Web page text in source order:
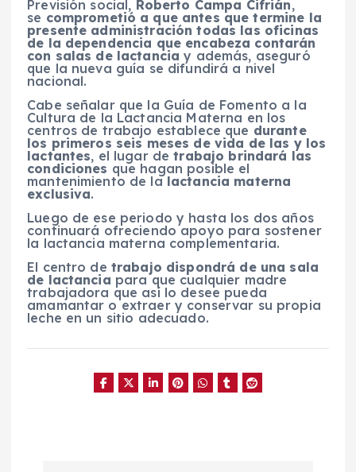
Previsión social, Roberto Campa Cifrián,
se comprometió a que antes que termine la
presente administración todas las oficinas
de la dependencia que encabeza contarán
con salas de lactancia y además, aseguró
que la nueva guía se difundirá a nivel
nacional.
Cabe señalar que la Guía de Fomento a la
Cultura de la Lactancia Materna en los
centros de trabajo establece que durante
los primeros seis meses de vida de las y los
lactantes, el lugar detrabajo brindará las
condiciones que hagan posible el
mantenimiento de la lactancia materna
exclusiva.
Luego de ese periodo y hasta los dos años
continuará ofreciendo apoyo para sostener
la lactancia materna complementaria.
El centro de trabajo dispondrá de una sala
de lactancia para que cualquier madre
trabajadora que así lo desee pueda
amamantar o extraer y conservar su propia
leche en un sitio adecuado.